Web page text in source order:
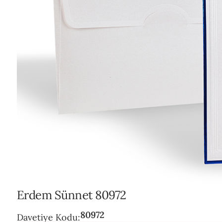
Erdem Sünnet 80972
Davetiye Kodu:80972